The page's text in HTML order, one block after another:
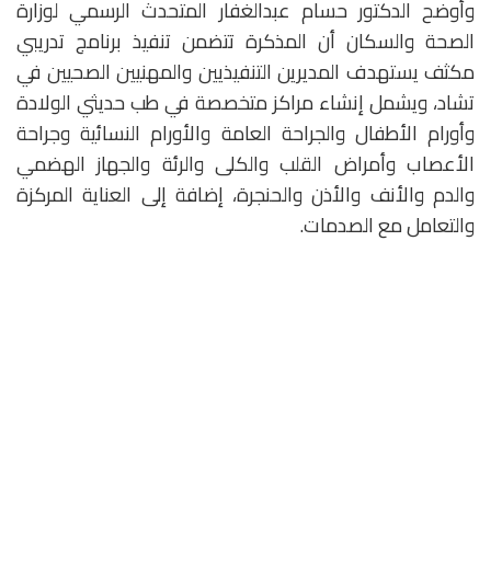
وأوضح الدكتور حسام عبدالغفار المتحدث الرسمي لوزارة
الصحة والسكان أن المذكرة تتضمن تنفيذ برنامج تدريبي
مكثف يستهدف المديرين التنفيذيين والمهنيين الصحيين في
تشاد، ويشمل إنشاء مراكز متخصصة في طب حديثي الولادة
وأورام الأطفال والجراحة العامة والأورام النسائية وجراحة
الأعصاب وأمراض القلب والكلى والرئة والجهاز الهضمي
والدم والأنف والأذن والحنجرة، إضافة إلى العناية المركزة
والتعامل مع الصدمات.